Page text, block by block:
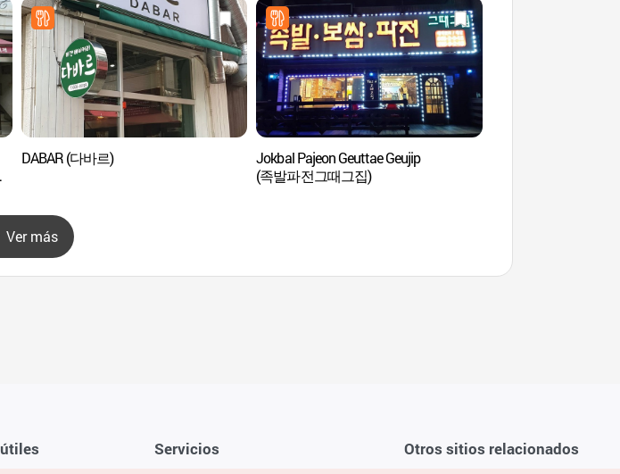
DABAR (다바르)
Jokbal Pajeon Geuttae Geujip
(족발파전그때그집)
Ver más
Servicios Otros sitios relacionados